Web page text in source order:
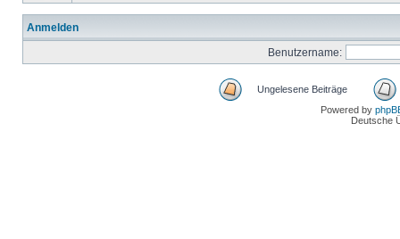
Anmelden
Benutzername:
Ungelesene Beiträge
Powered by
Deutsche